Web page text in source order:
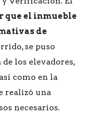
que el inmueble
de
se puso
los elevadores,
como en la
realizó una
necesarios.